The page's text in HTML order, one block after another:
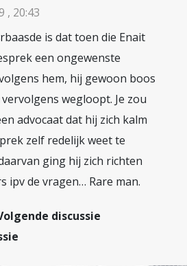
, 20:43
is dat toen die Enait
een ongewenste
hem, hij gewoon boos
wegloopt. Je zou
advocaat dat hij zich kalm
zelf redelijk weet te
ging hij zich richten
ipv de vragen… Rare man.
discussie